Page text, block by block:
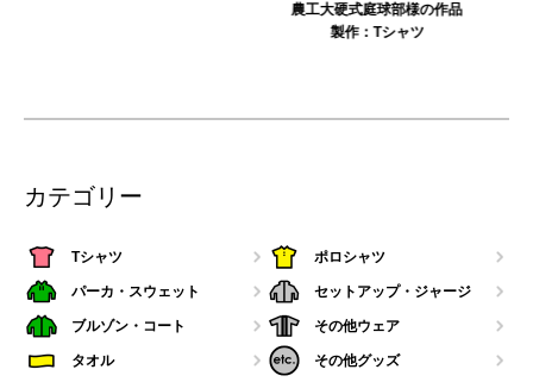
農工大硬式庭球部様の作品
カテゴリー
Tシャツ ポロシャツ
パーカ・スウェット セットアップ・ジャージ
ブルゾン・コート その他ウェア
タオル その他グッズ